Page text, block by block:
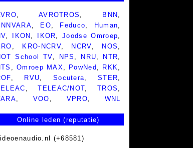
, AVROTROS , BNN ,
, EO, Feduco, Human,
, IKON , IKOR,Joodse Omroep,
, KRO-NCRV, NCRV, NOS ,
School TV, NPS , NRU, NTR,
,Omroep MAX, PowNed , RKK,
, RVU, Socutera,STER,
,TELEAC/NOT,TROS ,
, VOO , VPRO, WNL
Online leden (reputatie)
(+68581)